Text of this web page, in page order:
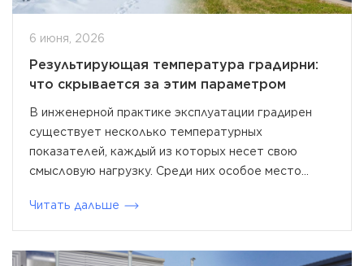
6 июня, 2026
Результирующая температура градирни:
что скрывается за этим параметром
В инженерной практике эксплуатации градирен
существует несколько температурных
показателей, каждый из которых несет свою
смысловую нагрузку. Среди них особое место...
Читать дальше